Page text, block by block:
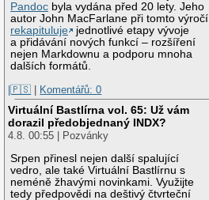
Pandoc byla vydána před 20 lety. Jeho
autor John MacFarlane při tomto výročí
rekapituluje
jednotlivé etapy vývoje
a přidávání nových funkcí – rozšíření
nejen Markdownu a podporu mnoha
dalších formátů.
|🇵🇸 | Komentářů: 0
Virtuální Bastlírna vol. 65: Už vám
dorazil předobjednaný INDX?
4.8. 00:55 | Pozvánky
Srpen přinesl nejen další spalující
vedro, ale také Virtuální Bastlírnu s
neméně žhavými novinkami. Využijte
tedy předpovědi na deštivý čtvrteční